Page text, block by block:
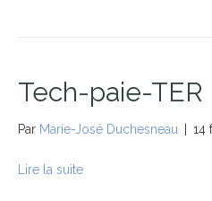
Tech-paie-TER
Par Marie-José Duchesneau 14
Lire la suite